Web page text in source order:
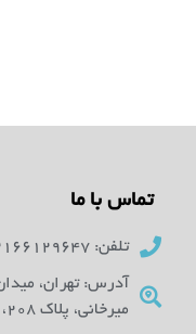
تماس با ما
تلفن: 02166129647-02166943609
آدرس: تهران،
میرخانی، پلاک 208، واحد 4